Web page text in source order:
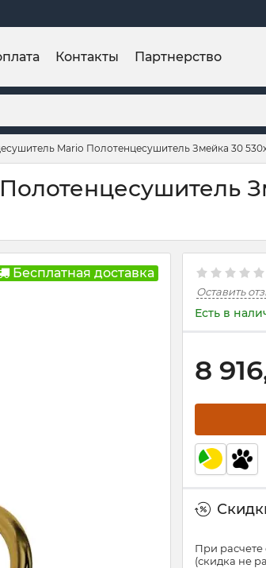
Контакты Партнерство
Mario Полотенцесушитель Змейка 30
Бесплатная доставка
Оставить
Есть в
8
При расчете
(скидка не